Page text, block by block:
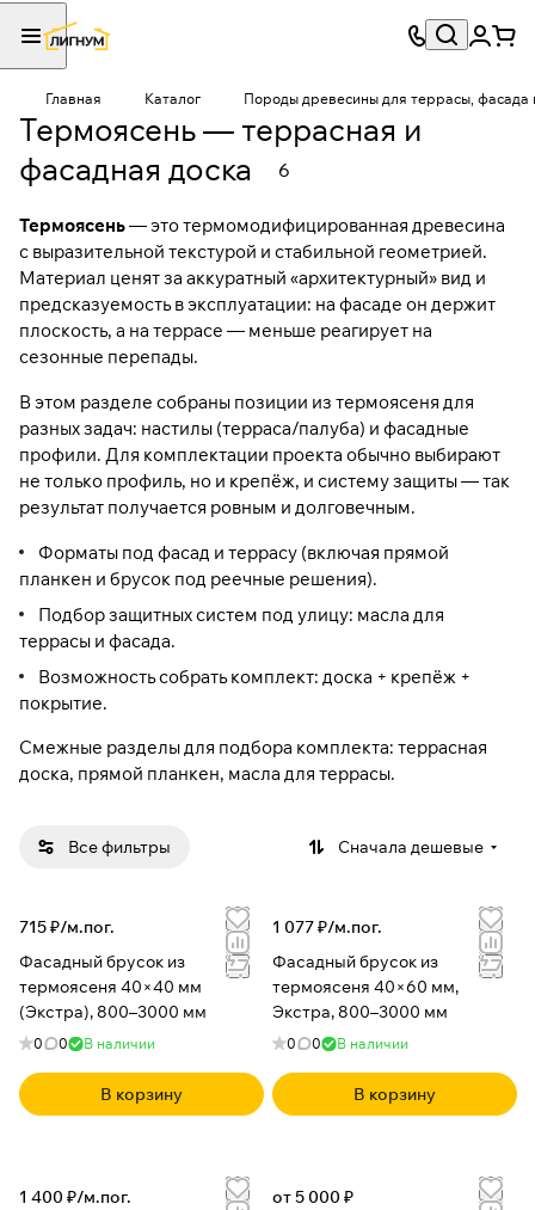
Главная Каталог Породы древесины для террасы, фасада
Термоясень — террасная и
фасадная доска
6
Термоясень— это термомодифицированная древесина
с выразительной текстурой и стабильной геометрией.
Материал ценят за аккуратный «архитектурный» вид и
предсказуемость в эксплуатации: на фасаде он держит
плоскость, а на террасе — меньше реагирует на
сезонные перепады.
В этом разделе собраны позиции из термоясеня для
разных задач: настилы (терраса/палуба) и фасадные
профили. Для комплектации проекта обычно выбирают
не только профиль, но и крепёж, и систему защиты — так
результат получается ровным и долговечным.
Форматы под фасад и террасу (включая прямой
планкен и брусок под реечные решения).
Подбор защитных систем под улицу: масла для
террасы и фасада.
Возможность собрать комплект: доска + крепёж +
покрытие.
Смежные разделы для подбора комплекта: террасная
доска, прямой планкен, масла для террасы.
Все фильтры Сначала дешевые
715 ₽/м.пог.
Фасадный брусок из
термоясеня 40×40 мм
(Экстра), 800–3000 мм
0 0 В наличии
В корзину
1 077 ₽/м.пог.
Фасадный брусок из
термоясеня 40×60 мм,
Экстра, 800–3000 мм
0 0 В наличии
В корзину
1 400 ₽/м.пог.
от 5 000 ₽